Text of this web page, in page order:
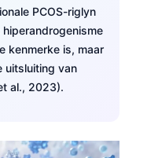
PCOS-riglyn
kenmerke is, maar
uitsluiting van
al., 2023).